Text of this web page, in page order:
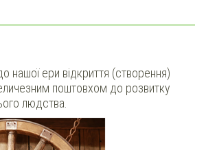
нашої ери відкриття (створення)
поштовхом до розвитку
людства.